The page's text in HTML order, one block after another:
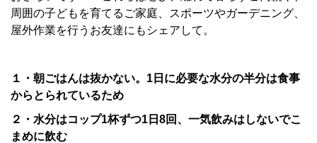
周囲の子どもを育てるご家庭、スポーツやガーデニング、
屋外作業を行うお友達にもシェアして。
１・朝ごはんは抜かない。1日に必要な水分の半分は食事
からとられているため
２・水分はコップ1杯ずつ1日8回、一気飲みはしないでこ
まめに飲む